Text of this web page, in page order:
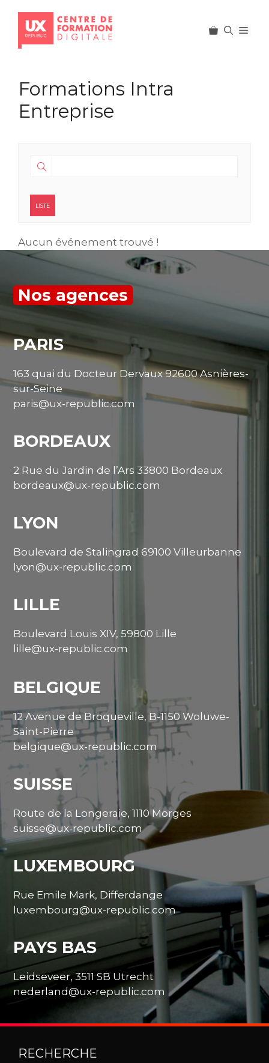
contenu
Formations Intra
Entreprise
LISTE
Aucun événement trouvé !
Nos agences
PARIS
163 quai du Docteur Dervaux 92600 Asnières-
sur-Seine
paris@ux-republic.com
BORDEAUX
2 Rue du Jardin de l’Ars 33800 Bordeaux
bordeaux@ux-republic.com
LYON
Boulevard de Stalingrad 69100 Villeurbanne
lyon@ux-republic.com
LILLE
Boulevard Louis XIV, 59800 Lille
lille@ux-republic.com
BELGIQUE
12 Avenue de Broqueville, B-1150 Woluwe-
Saint-Pierre
belgique@ux-republic.com
SUISSE
Route de la Longeraie, 1110 Morges
suisse@ux-republic.com
LUXEMBOURG
Rue Emile Mark, Differdange
luxembourg@ux-republic.com
PAYS BAS
Leidseveer, 3511 SB Utrecht
nederland@ux-republic.com
RECHERCHE